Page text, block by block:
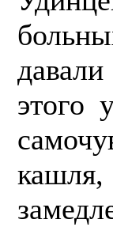
этого
кашля,